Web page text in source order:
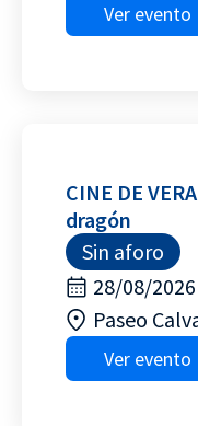
Ver evento
CINE DE
dragón
Sin aforo
28/08/2026
Paseo
Ver evento